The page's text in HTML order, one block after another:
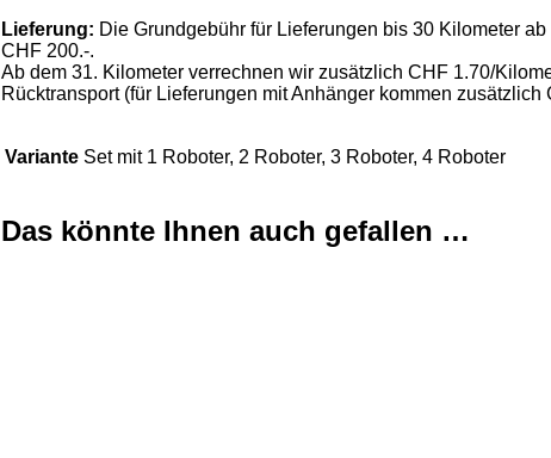
Lieferung: Die Grundgebühr für Lieferungen bis 30 Kilometer
CHF 200.-.
Ab dem 31. Kilometer verrechnen wir zusätzlich CHF 1.70/
Rücktransport (für Lieferungen mit Anhänger kommen zusätzlich
Variante Set mit 1 Roboter, 2 Roboter, 3 Roboter, 4 Roboter
Das könnte Ihnen auch gefallen …